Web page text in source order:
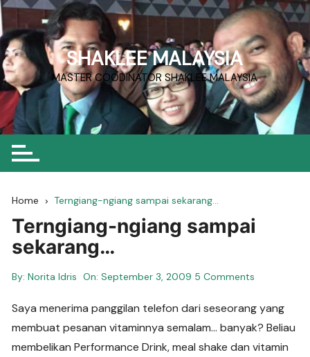
Skip
to
content
SHAKLEE MALAYSIA
MASTER COODINATOR SHAKLEE MALAYSIA
Home Terngiang-ngiang sampai sekarang…
Terngiang-ngiang sampai
sekarang…
By: Norita Idris On:September 3, 2009 5 Comments
Saya menerima panggilan telefon dari seseorang yang
membuat pesanan vitaminnya semalam… banyak? Beliau
membelikan Performance Drink, meal shake dan vitamin